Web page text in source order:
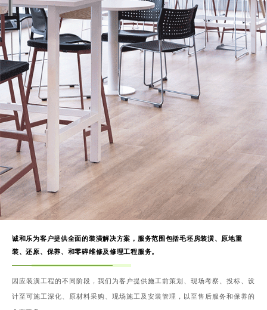
诚和乐为客户提供全面的装潢解决方案，服务范围包括毛坯房装潢、原地重
装、还原、保养、和零碎维修及修理工程服务。
因应装潢工程的不同阶段，我们为客户提供施工前策划、现场考察、投标、设
计至可施工深化、原材料采购、现场施工及安装管理，以至售后服务和保养的